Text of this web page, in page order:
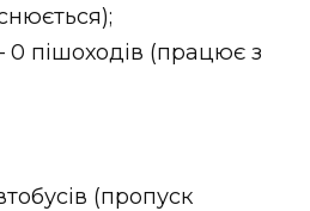
0 пішоходів (працює з
(пропуск